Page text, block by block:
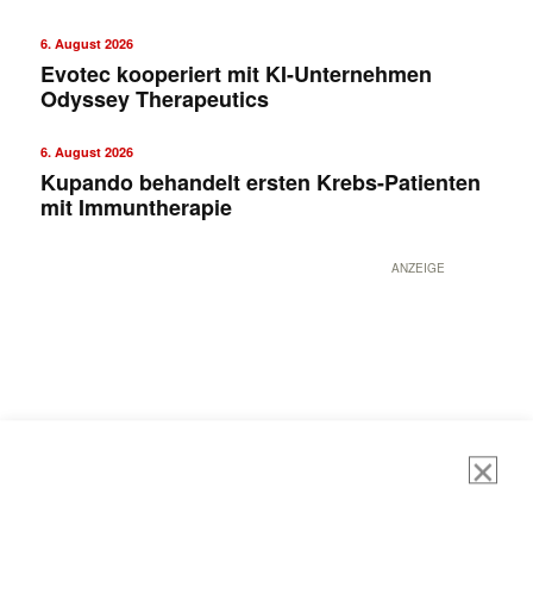
6. August 2026
Evotec kooperiert mit KI-Unternehmen
Odyssey Therapeutics
6. August 2026
Kupando behandelt ersten Krebs-Patienten
mit Immuntherapie
ANZEIGE